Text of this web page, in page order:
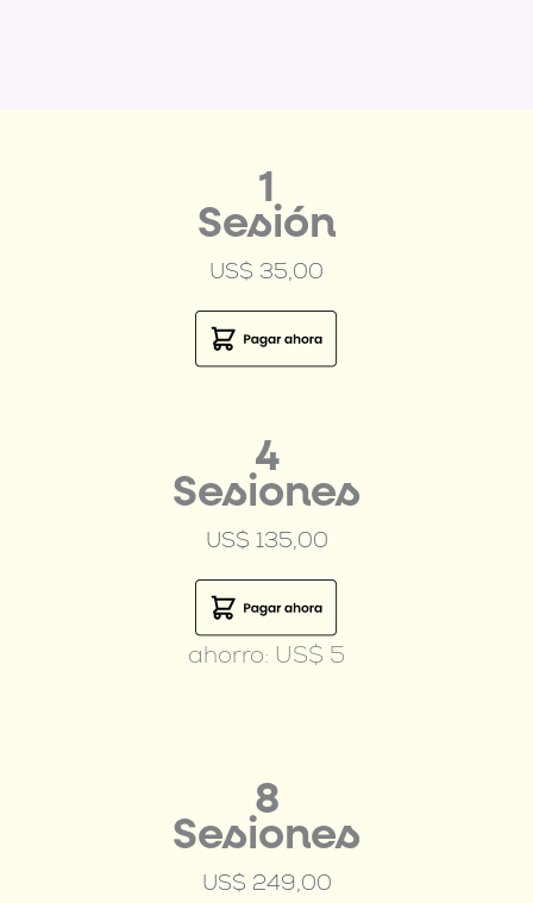
1
Sesión
US$ 35,00
4
Sesiones
US$ 135,00
ahorro: US$ 5
8
Sesiones
US$ 249,00